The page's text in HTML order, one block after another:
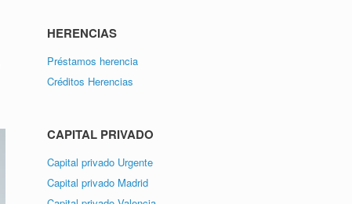
HERENCIAS
Préstamos herencia
Créditos Herencias
CAPITAL PRIVADO
Capital privado Urgente
Capital privado Madrid